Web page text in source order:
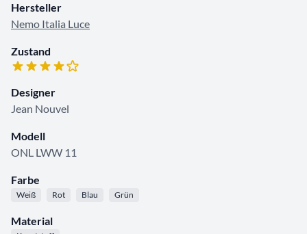
Hersteller
Nemo Italia Luce
Zustand
Designer
Jean Nouvel
Modell
ONL LWW 11
Farbe
Weiß Rot Blau Grün
Material